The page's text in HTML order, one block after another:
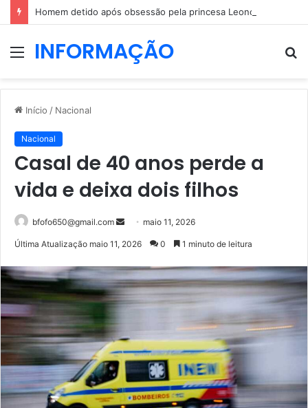
MenuINFORMAÇÃO
Início / Nacional
Nacional
Casal de 40 anos perde a
vida e deixa dois filhos
bfofo650@gmail.com
Mande
mail
maio 11, 2026
Última Atualização maio 11, 2026 0 1 minuto de leitura